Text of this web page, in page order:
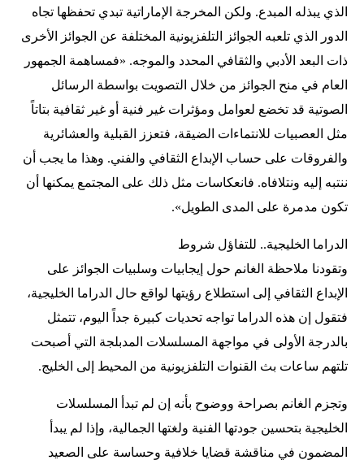
الذي يبذله المبدع. ولكن المخرجة الإماراتية تبدي تحفظها تجاه
الدور الذي تلعبه الجوائز التلفزيونية المختلفة عن الجوائز الأخرى
ذات البعد الأدبي والثقافي المحدد والموجه. «فمساهمة الجمهور
العام في منح الجوائز من خلال التصويت بواسطة الرسائل
الصوتية قد تخضع لعوامل ومؤثرات غير فنية أو غير ثقافية بتاتاً
مثل العصبيات للانتماءات الضيقة، فتعزز القبلية والعشائرية
والفروقات على حساب الإبداع الثقافي والفني. وهذا ما يجب أن
ننتبه إليه ونتلافاه. فانعكاسات مثل ذلك على المجتمع يمكنها أن
تكون مدمرة على المدى الطويل».
الدراما الخليجية.. للتفاؤل شروط
وتقودنا ملاحظة الغانم حول إيجابيات وسلبيات الجوائز على
الإبداع الثقافي إلى استطلاع رؤيتها لواقع حال الدراما الخليجية،
فتقول إن هذه الدراما تواجه تحديات كبيرة جداً اليوم، تتمثل
بالدرجة الأولى في مواجهة المسلسلات المدبلجة التي أصبحت
تلتهم ساعات بث القنوات التلفزيونية من المحيط إلى الخليج.
وتجزم الغانم بصراحة ووضوح بأنه إن لم تبدأ المسلسلات
الخليجية بتحسين جودتها الفنية ولغتها الجمالية، وإذا لم يبدأ
المضمون في مناقشة قضايا خلافية وحساسة على الصعيد